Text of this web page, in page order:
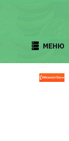
МЕНЮ